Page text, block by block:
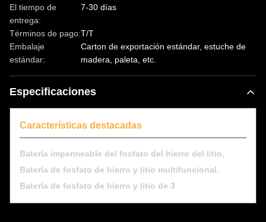
El tiempo de
entrega:
7-30 días
Términos de pago:T/T
Embalaje
estándar:
Carton de exportación estándar, estuche de
madera, paleta, etc.
Especificaciones
Características destacadas
Batería impermeable del fosfato del hierro del litio,
Batería de fosfato de hierro y litio multifuncional,
Batería de fosfato de hierro y litio de 3